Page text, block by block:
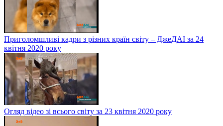
Приголомшливі кадри з різних країн світу – ДжеДАІ за 24
квітня 2020 року
Огляд відео зі всього світу за 23 квітня 2020 року